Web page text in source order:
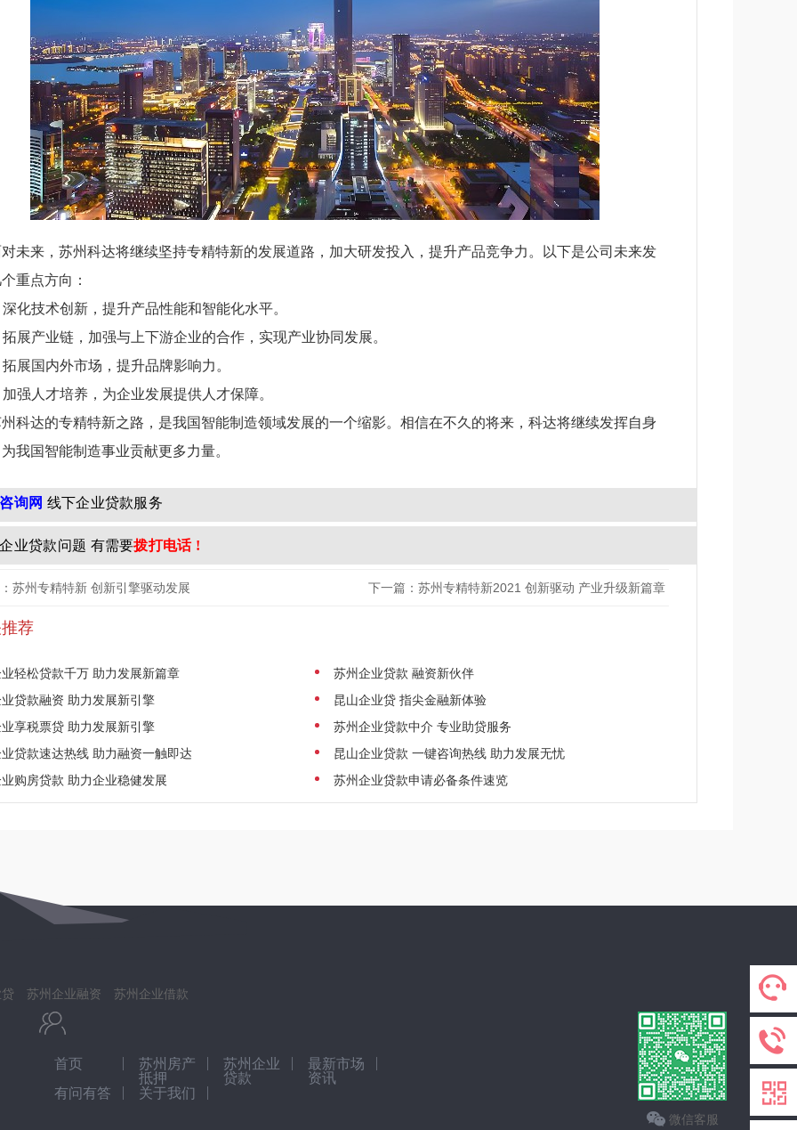
未来，苏州科达将继续坚持专精特新的发展道路，加大研发投入，提升产品竞争力。以下是公司未来发
重点方向：
深化技术创新，提升产品性能和智能化水平。
拓展产业链，加强与上下游企业的合作，实现产业协同发展。
拓展国内外市场，提升品牌影响力。
加强人才培养，为企业发展提供人才保障。
科达的专精特新之路，是我国智能制造领域发展的一个缩影。相信在不久的将来，科达将继续发挥自身
我国智能制造事业贡献更多力量。
询网 线下企业贷款服务
业贷款问题 有需要拨打电话 !
苏州专精特新 创新引擎驱动发展 下一篇：苏州专精特新2021 创新驱动 产业升级新篇章
荐
轻松贷款千万 助力发展新篇章
苏州企业贷款 融资新伙伴
贷款融资 助力发展新引擎
昆山企业贷 指尖金融新体验
享税票贷 助力发展新引擎
苏州企业贷款中介 专业助贷服务
贷款速达热线 助力融资一触即达
昆山企业贷款 一键咨询热线 助力发展无忧
购房贷款 助力企业稳健发展
苏州企业贷款申请必备条件速览
苏州企业融资 苏州企业借款
首页
苏州房产
抵押
苏州企业
贷款
最新市场
资讯
有问有答
关于我们
微信客服